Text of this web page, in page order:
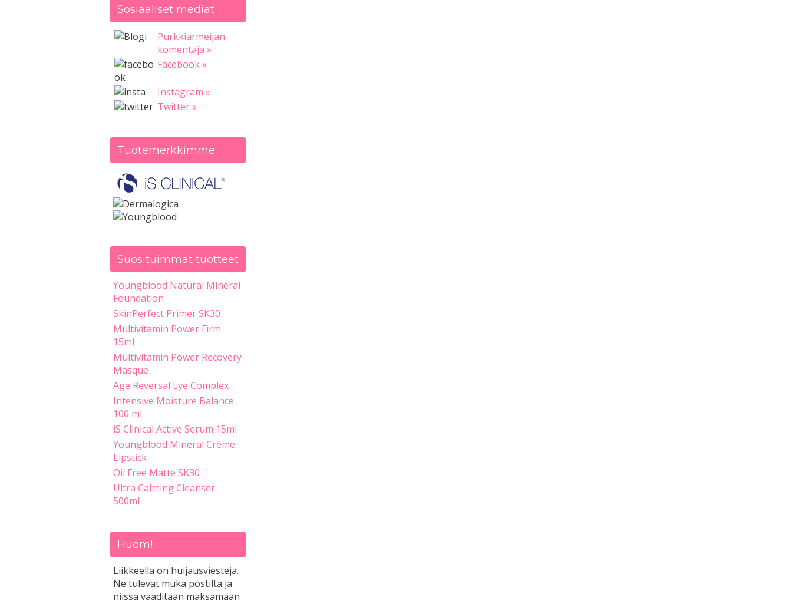
Sosiaaliset mediat
Purkkiarmeijan
komentaja »
Facebook »
Instagram »
Twitter »
Tuotemerkkimme
Suosituimmat tuotteet
Youngblood Natural Mineral
Foundation
SkinPerfect Primer SK30
Multivitamin Power Firm
15ml
Multivitamin Power Recovery
Masque
Age Reversal Eye Complex
Intensive Moisture Balance
100 ml
iS Clinical Active Serum 15ml
Youngblood Mineral Créme
Lipstick
Oil Free Matte SK30
Ultra Calming Cleanser
500ml
Huom!
Liikkeellä on huijausviestejä.
Ne tulevat muka postilta ja
niissä vaaditaan maksamaan